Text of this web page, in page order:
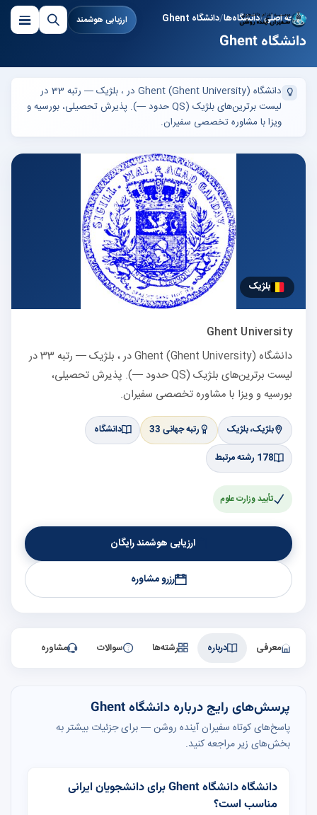
ارزیابی هوشمند صفحه اصلی دانشگاه‌ها دانشگاه Ghent
دانشگاه Ghent
دانشگاه Ghent (Ghent University) در ، بلژیک — رتبه 33 در
لیست برترین‌های بلژیک (QS حدود —). پذیرش تحصیلی، بورسیه و
ویزا با مشاوره تخصصی سفیران.
Ghent University
دانشگاه Ghent (Ghent University) در ، بلژیک — رتبه 33 در
لیست برترین‌های بلژیک (QS حدود —). پذیرش تحصیلی،
بورسیه و ویزا با مشاوره تخصصی سفیران.
بلژیک، بلژیک رتبه جهانی 33
دانشگاه
178 رشته مرتبط
تأیید وزارت علوم
ارزیابی هوشمند رایگان
رزرو مشاوره
بلژیک
معرفی درباره رشته‌ها سوالات مشاوره
پرسش‌های رایج درباره دانشگاه Ghent
پاسخ‌های کوتاه سفیران آینده روشن — برای جزئیات بیشتر به
بخش‌های زیر مراجعه کنید.
دانشگاه دانشگاه Ghent برای دانشجویان ایرانی
مناسب است؟